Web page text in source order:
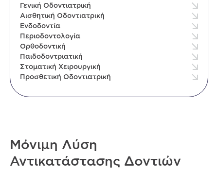
Γενική Οδοντιατρική
Αισθητική Οδοντιατρική
Ενδοδοντία
Περιοδοντολογία
Ορθοδοντική
Παιδοδοντριατική
Στοματική Χειρουργική
Προσθετική Οδοντιατρική
Μόνιμη Λύση
Αντικατάστασης Δοντιών